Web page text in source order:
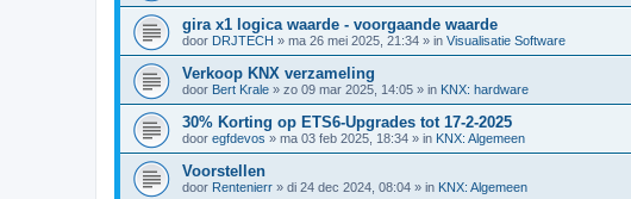
gira x1 logica waarde - voorgaande waarde
door DRJTECH » ma 26 mei 2025, 21:34 » in Visualisatie Software
Verkoop KNX verzameling
door Bert Krale » zo 09 mar 2025, 14:05 » in KNX: hardware
30% Korting op ETS6-Upgrades tot 17-2-2025
door egfdevos » ma 03 feb 2025, 18:34 » in KNX: Algemeen
Voorstellen
door Rentenierr » di 24 dec 2024, 08:04 » in KNX: Algemeen